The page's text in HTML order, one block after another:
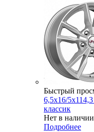
Быстрый
6,5x16/
классик
Нет в наличии
Подробнее